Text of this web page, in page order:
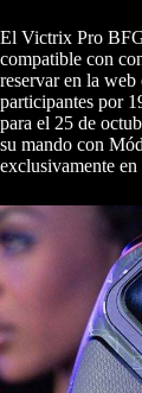
El Victrix Pro
compatible con
reservar en la
participantes por
para el 25 de
su mando con
exclusivamente